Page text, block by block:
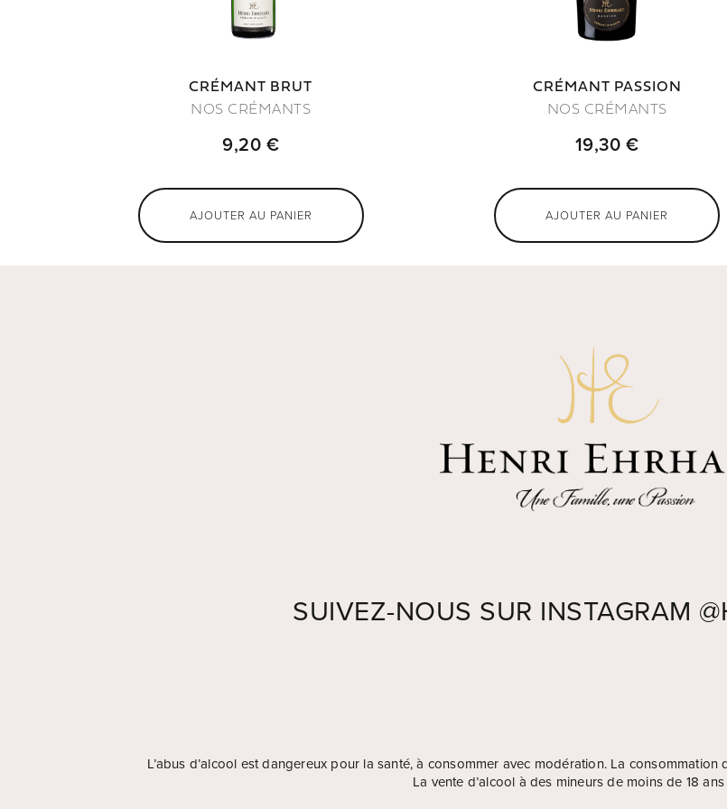
CRÉMANT BRUT
NOS CRÉMANTS
9,20 €
AJOUTER AU PANIER
CRÉMANT PASSION
NOS CRÉMANTS
19,30 €
AJOUTER AU PANIER
SUIVEZ-NOUS SUR INSTAGRAM
L’abus d’alcool est dangereux pour la santé, à consommer avec modération. La
La vente d’alcool à des mineurs de moins de 18